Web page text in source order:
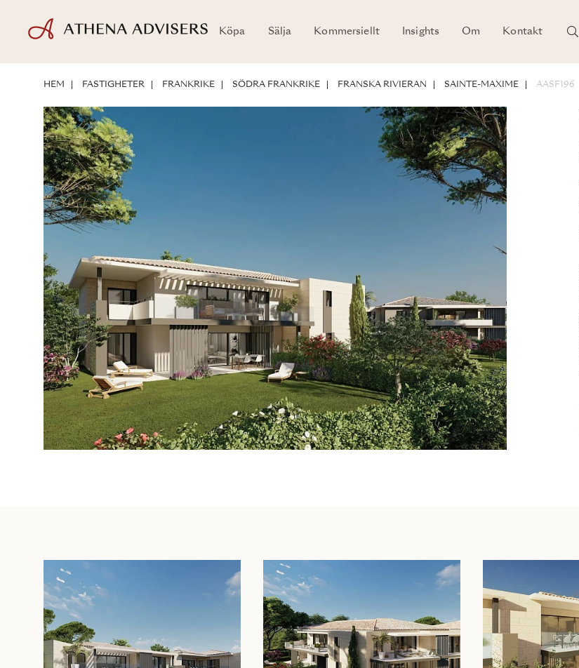
Köpa Sälja Kommersiellt Insights Om Kontakt
HEM FASTIGHETER FRANKRIKE SÖDRA FRANKRIKE FRANSKA RIVIERAN SAINTE-MAXIME AASF196